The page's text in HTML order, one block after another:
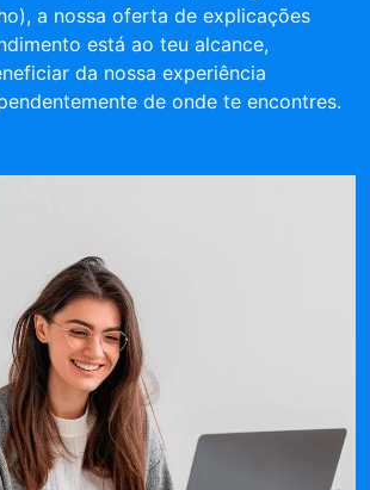
a nossa oferta de explicações
está ao teu alcance,
da nossa experiência
de onde te encontres.